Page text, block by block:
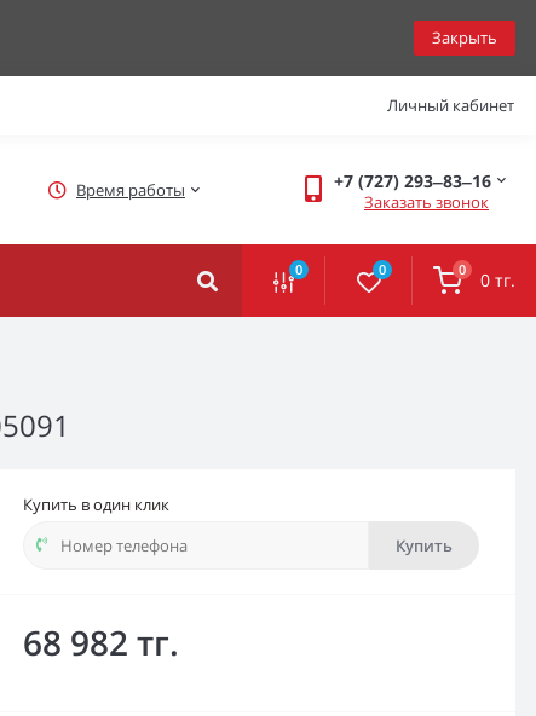
Закрыть
Личный кабинет
Время работы +7 (727) 293‒83‒16
Заказать звонок
0 0 0 0 тг.
Купить в один клик
Купить
68 982 тг.